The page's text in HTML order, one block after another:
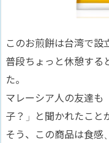
このお煎餅は台湾で設
普段ちょっと休憩する
た。
マレーシア人の友達も
子？」と聞かれたこと
そう、この商品は食感